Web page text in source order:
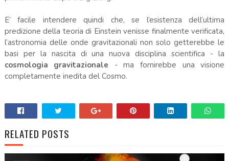
E’ facile intendere quindi che, se l’esistenza dell’ultima
predizione della teoria di Einstein venisse finalmente verificata,
l’astronomia delle onde gravitazionali non solo getterebbe le
basi per la nascita di una nuova disciplina scientifica - la
cosmologia gravitazionale - ma fornirebbe una visione
completamente inedita del Cosmo.
RELATED POSTS